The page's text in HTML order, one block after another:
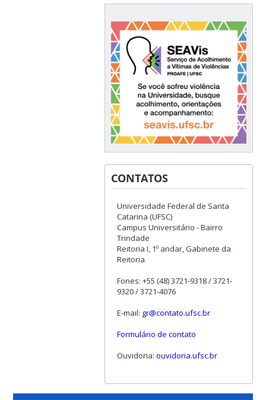
CONTATOS
Universidade Federal de Santa
Catarina (UFSC)
Campus Universitário - Bairro
Trindade
Reitoria I, 1º andar, Gabinete da
Reitoria
Fones: +55 (48) 3721-9318 / 3721-
9320 / 3721-4076
E-mail: gr@contato.ufsc.br
Formulário de contato
Ouvidoria: ouvidoria.ufsc.br